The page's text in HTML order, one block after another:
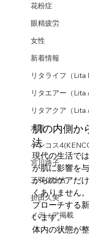
花粉症
眼精疲労
女性
新着情報
リタライフ（Lita
リタエアー（Lita
リタアクア（Lita
水素
ケンコス
宮川路子
三羽信比古
折田久美
メディア掲載
肌の内側か
法
現代の生活で
が肌に影響を
からのケアだ
くありません
プローチする
います。
体内の状態が